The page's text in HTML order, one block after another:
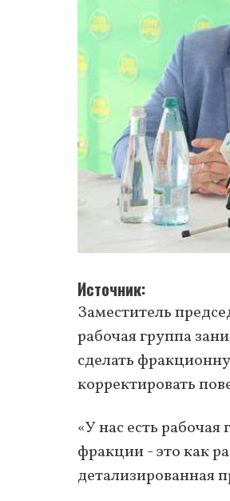
Источник
Заместитель
рабочая группа
сделать
корректировать
«У нас есть
фракции - это как
детализированная